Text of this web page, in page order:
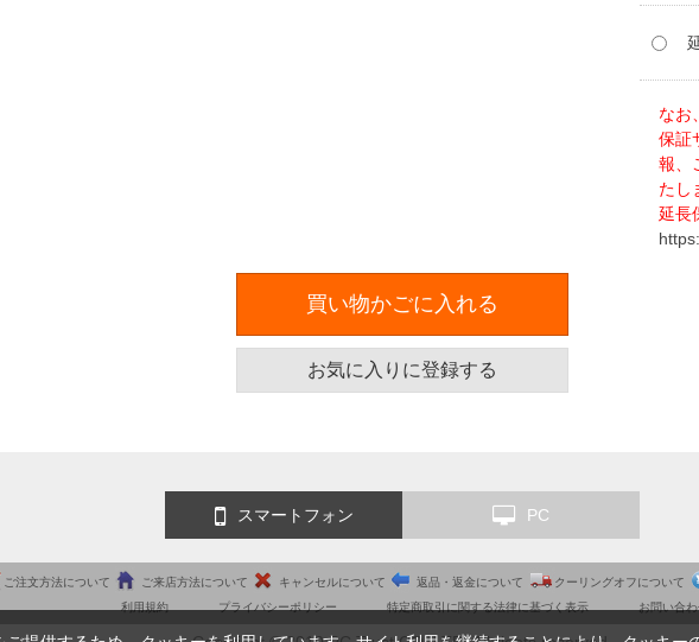
なお
保証
報、
たし
延長
買い物かごに入れる
お気に入りに登録する
スマートフォン PC
ご注文方法について ご来店方法について キャンセルについて 返品・返金について クーリングオフについて
利用規約
プライバシーポリシー 特定商取引に関する法律に基づく表示 お問い合